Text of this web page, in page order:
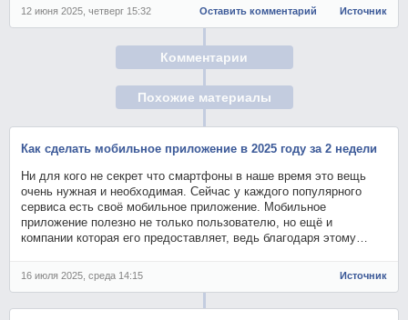
12 июня 2025, четверг 15:32 Оставить комментарий Источник
Комментарии
Похожие материалы
Как сделать мобильное приложение в 2025 году за 2 недели
Ни для кого не секрет что смартфоны в наше время это вещь
очень нужная и необходимая. Сейчас у каждого популярного
сервиса есть своё мобильное приложение. Мобильное
приложение полезно не только пользователю, но ещё и
компании которая его предоставляет, ведь благодаря этому…
16 июля 2025, среда 14:15 Источник